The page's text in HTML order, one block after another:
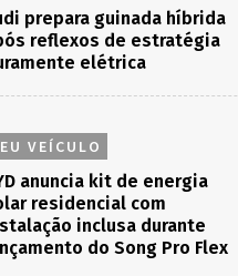
prepara guinada híbrida
reflexos de estratégia
elétrica
VEÍCULO
anuncia kit de energia
residencial com
inclusa durante
do Song Pro Flex